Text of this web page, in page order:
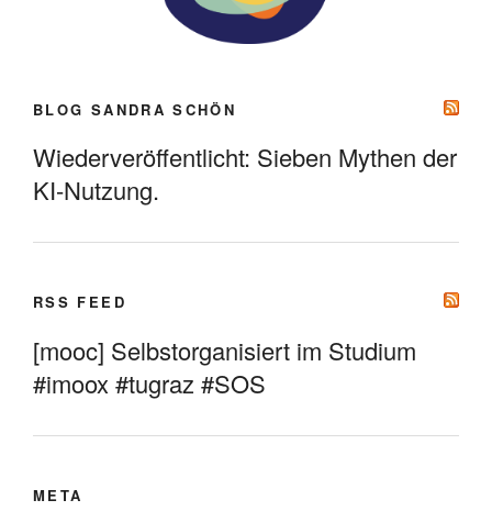
BLOG SANDRA SCHÖN
Wiederveröffentlicht: Sieben Mythen der
KI-Nutzung.
RSS FEED
[mooc] Selbstorganisiert im Studium
#imoox #tugraz #SOS
META